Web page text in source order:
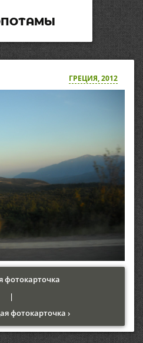
ГРЕЦИЯ, 2012
фотокарточка
|
фотокарточка ›